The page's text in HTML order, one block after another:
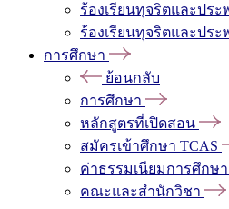
ร้องเรียนทุจริตและปร
ร้องเรียนทุจริตและปร
การศึกษา
ย้อนกลับ
การศึกษา
หลักสูตรที่เปิดสอน
สมัครเข้าศึกษา TCAS
ค่าธรรมเนียมการศึกษา
คณะและสำนักวิชา